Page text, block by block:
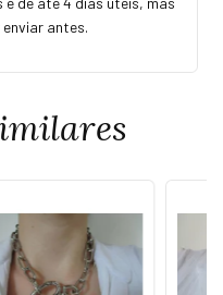
antes.